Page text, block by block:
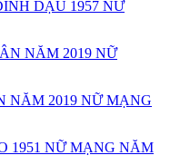
DẬU 1957 NỮ
NĂM 2019 NỮ MẠNG